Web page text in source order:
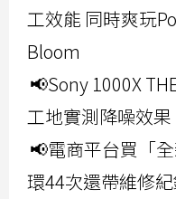
工效能 同時爽玩
Bloom
📢Sony 1000X
工地實測降噪效
📢電商平台買「
環44次還帶維修